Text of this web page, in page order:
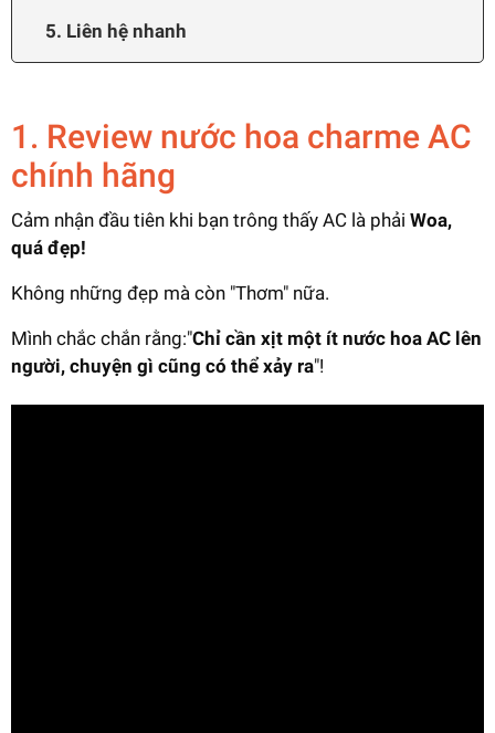
5. Liên hệ nhanh
1. Review nước hoa charme AC
chính hãng
Cảm nhận đầu tiên khi bạn trông thấy AC là phải Woa,
quá đẹp!
Không những đẹp mà còn "Thơm" nữa.
Mình chắc chắn rằng:"Chỉ cần xịt một ít nước hoa AC lên
người, chuyện gì cũng có thể xảy ra"!